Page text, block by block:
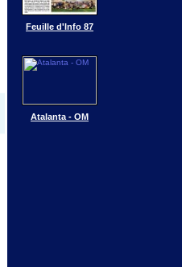
Feuille d'Info 87
Atalanta - OM